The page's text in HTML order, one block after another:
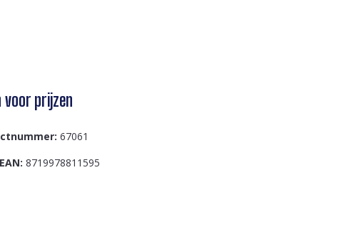
voor prijzen
67061
8719978811595